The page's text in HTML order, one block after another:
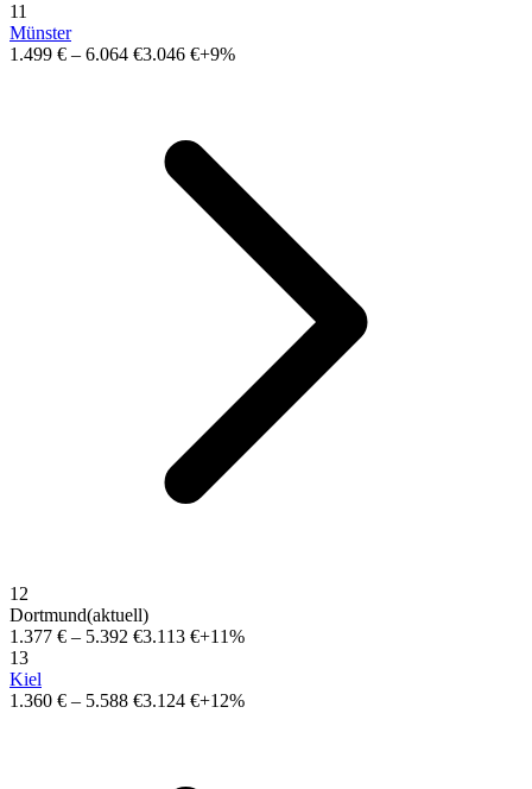
11
Münster
1.499 € – 6.064 €3.046 €+9%
12
Dortmund(aktuell)
1.377 € – 5.392 €3.113 €+11%
13
Kiel
1.360 € – 5.588 €3.124 €+12%